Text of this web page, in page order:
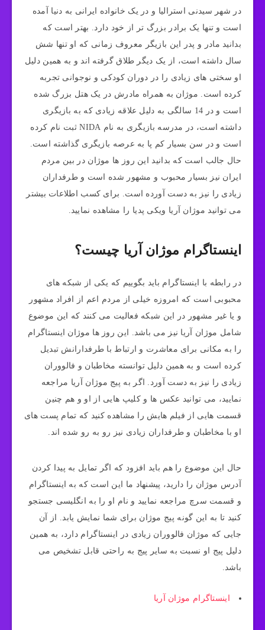
در شهر سیدنی استرالیا و در یک خانواده ایرانی به دنیا آمده
است و تنها یک برادر بزرگ تر از خود دارد. بهتر است که
بدانید مادر و پدر این بازیگر معروف زمانی که او تنها شش
سال داشته است، از یک دیگر طلاق گرفته اند و به همین دلیل
او سختی های زیادی را در دوران کودکی و نوجوانی تجربه
کرده است. موژان به همراه مادرش در یک هتل بزرگ شده
است و در 14 سالگی به دلیل علاقه زیادی که به بازیگری
داشته است، در مدرسه بازیگری به نام NIDA ثبت نام کرده
است و در سن بسیار کم پا به عرصه بازیگری گذاشته است.
حال جالب است که بدانید این روز ها موژان در بین مردم
ایران نیز بسیار محبوب و مشهور شده است و طرفداران
زیادی را نیز به دست آورده است. برای کسب اطلاعات بیشتر
می توانید موژان آریا ویکی پدیا را مشاهده نمایید.
اینستاگرام موژان آریا چیست؟
در رابطه با اینستاگرام باید بگوییم که یکی از شبکه‌ های
محبوبی است که امروزه خیلی از مردم اعم از افراد مشهور
و یا غیر مشهور در این شبکه فعالیت می‌ کنند که این موضوع
شامل موژان آریا نیز می‌ باشد. این روز ها موژان اینستاگرام
را به مکانی برای معاشرت و ارتباط با طرفدارانش تبدیل
کرده است و به همین دلیل توانسته مخاطبان و فالووران
زیادی را نیز به دست آورد. اگر به پیج موژان آریا مراجعه
نمایید، می توانید عکس ها و کلیپ هایی از او و هم چنین
قسمت هایی از فیلم هایش را مشاهده کنید که تمام پست های
او با مخاطبان و طرفداران زیادی نیز رو به رو شده‌ اند.
حال این موضوع را هم باید افزود که اگر تمایل به پیدا کردن
آدرس موژان را دارید، پیشنهاد ما این است که به اینستاگرام
و قسمت سرچ مراجعه نمایید و نام او را به انگلیسی جستجو
کنید تا به این گونه پیج موژان برای شما نمایش یابد. از آن
جایی که موژان فالووران زیادی در اینستاگرام دارد، به همین
دلیل پیج او نسبت به سایر پیج به راحتی قابل تشخیص می
باشد.
اینستاگرام موژان آریا